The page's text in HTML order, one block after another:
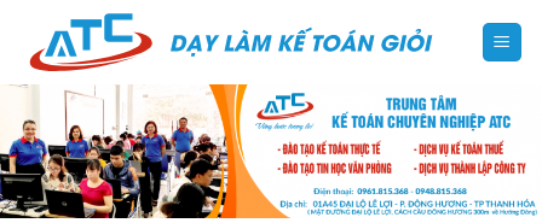
content